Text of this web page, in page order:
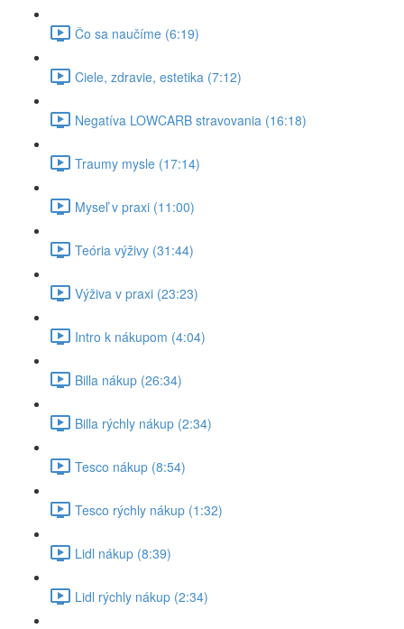
Čo sa naučíme (6:19)
Ciele, zdravie, estetika (7:12)
Negatíva LOWCARB stravovania (16:18)
Traumy mysle (17:14)
Myseľ v praxi (11:00)
Teória výživy (31:44)
Výživa v praxi (23:23)
Intro k nákupom (4:04)
Billa nákup (26:34)
Billa rýchly nákup (2:34)
Tesco nákup (8:54)
Tesco rýchly nákup (1:32)
Lidl nákup (8:39)
Lidl rýchly nákup (2:34)